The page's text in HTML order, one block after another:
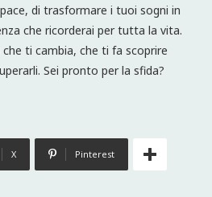
di trasformare i tuoi sogni in
che ricorderai per tutta la vita.
ti cambia, che ti fa scoprire
Sei pronto per la sfida?
X Pinterest